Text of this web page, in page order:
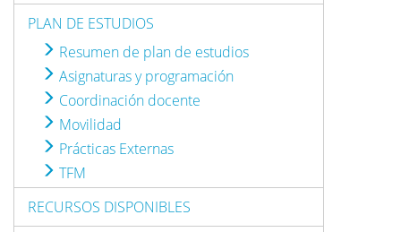
PLAN DE ESTUDIOS
Resumen de plan de estudios
Asignaturas y programación
Coordinación docente
Movilidad
Prácticas Externas
TFM
RECURSOS DISPONIBLES